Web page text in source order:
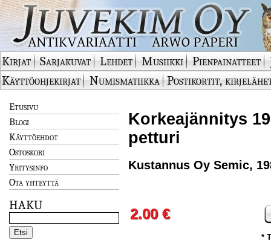
Kirjat Sarjakuvat Lehdet Musiikki Pienpainatteet
Käyttöohjekirjat
Numismatiikka Postikortit,
Etusivu
Blogi
Käyttöehdot
Ostoskori
Yritysinfo
Ota yhteyttä
HAKU
Korkeajännitys
petturi
Kustannus Oy Semic,
2.00 €
*